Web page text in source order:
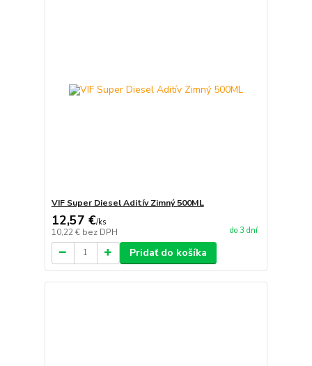
VIF Super Diesel Aditív Zimný 500ML
12,57 €/ks
10,22 € bez DPH do 3 dní
Pridať do košíka